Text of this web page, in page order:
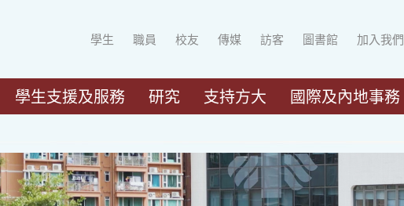
學生 職員 校友 傳媒 訪客 圖書館 加入我們
學生支援及服務 研究 支持方大 國際及內地事務